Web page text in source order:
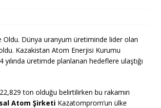
Buluşuyor MANŞET
Oldu. Dünya uranyum üretiminde lider olan
Kazakistan Atom Enerjisi Kurumu
üretimde planlanan hedeflere ulaştığı
ton olduğu belirtilirken bu rakamın
Atom Şirketi Kazatomprom’un ülke